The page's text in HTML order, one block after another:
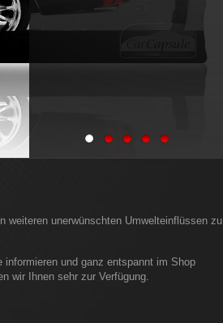
weiteren unerwünschten Umwelteinflüssen zu
und ganz entspannt im Shop
wir Ihnen sehr zur Verfügung.